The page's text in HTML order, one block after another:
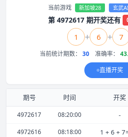
当前游戏 新加坡28 玄武
第 4972617 期开奖还有
1 + 6 + 7
当前统计期数： 30 准确率：
直播开奖
期号 时间 开奖
4972617 08:20:00 -
4972616 08:18:00 1 + 6 + 7